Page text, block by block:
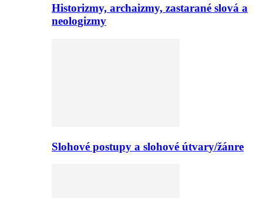
Historizmy, archaizmy, zastarané slová a
neologizmy
Slohové postupy a slohové útvary/žánre